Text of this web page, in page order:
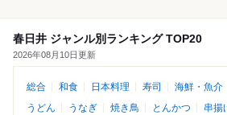
春日井 ジャンル別ランキング TOP20
2026年08月10日更新
総合 和食 日本料理 寿司 海鮮・魚介
うどん
うなぎ 焼き鳥 とんかつ 串揚